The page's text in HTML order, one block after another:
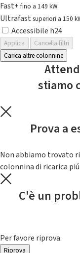
Fast+fino a 149 kW
Ultrafast superiori a 150
Accessibile h24
Applica
Cancella filtri
Carica altre colonnine
stiamo
Prova a
Non abbiamo trovato
colonnina di ricarica
C'è un
Per favore riprova.
Riprova